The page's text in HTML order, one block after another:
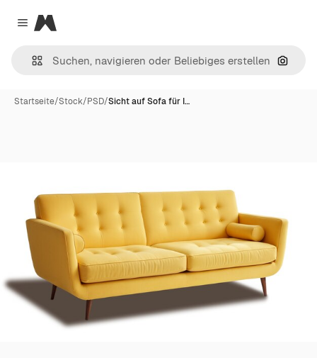
Close menu
Magnific
Nach
Startseite/Stock/PSD/Sicht auf Sofa für I…